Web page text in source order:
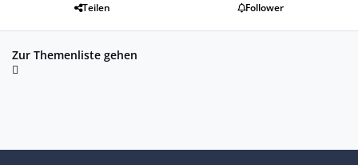
Teilen Follower
Zur Themenliste gehen